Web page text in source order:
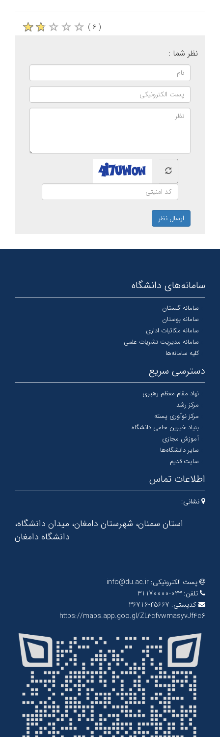
( ۶ )
نظر شما :
ارسال نظر
سامانه‌های دانشگاه
سامانه گلستان
سامانه بوستان
سامانه مکاتبات اداری
سامانه مدیریت نشریات علمی
کلیه سامانه‌ها
دسترسی سریع
نهاد مقام معظم رهبری
مرکز رشد
مرکز نوآوری پسته
بنیاد خیرین حامی دانشگاه
آموزش مجازی
سایر دانشگاه‌ها
سایت قدیم
اطلاعات تماس
نشانی:
استان سمنان، شهرستان دامغان، میدان دانشگاه،
دانشگاه دامغان
پست الکترونیکی: info@du.ac.ir
تلفن: 023-31170000
کدپستی: 45667-36716
https://maps.app.goo.gl/ZL3cfvwmasyvJf4c6